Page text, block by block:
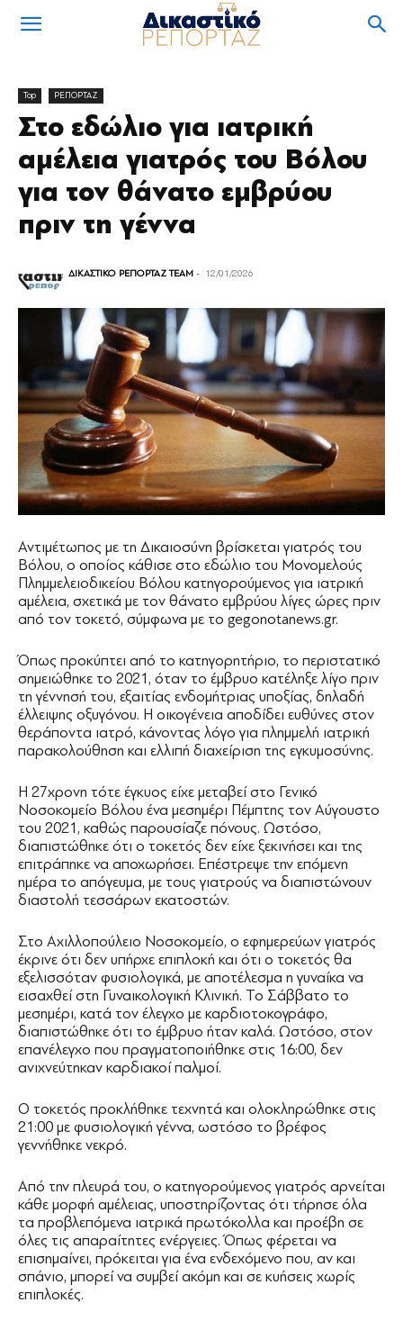
Top ΡΕΠΟΡΤΑΖ
Στο εδώλιο για ιατρική
αμέλεια γιατρός του Βόλου
για τον θάνατο εμβρύου
πριν τη γέννα
ΔΙΚΑΣΤΙΚΟ ΡΕΠΟΡΤΑΖ TEAM - 12/01/2026
Αντιμέτωπος με τη Δικαιοσύνη βρίσκεται γιατρός του
Βόλου, ο οποίος κάθισε στο εδώλιο του Μονομελούς
Πλημμελειοδικείου Βόλου κατηγορούμενος για ιατρική
αμέλεια, σχετικά με τον θάνατο εμβρύου λίγες ώρες πριν
από τον τοκετό, σύμφωνα με το gegonotanews.gr.
Όπως προκύπτει από το κατηγορητήριο, το περιστατικό
σημειώθηκε το 2021, όταν το έμβρυο κατέληξε λίγο πριν
τη γέννησή του, εξαιτίας ενδομήτριας υποξίας, δηλαδή
έλλειψης οξυγόνου. Η οικογένεια αποδίδει ευθύνες στον
θεράποντα ιατρό, κάνοντας λόγο για πλημμελή ιατρική
παρακολούθηση και ελλιπή διαχείριση της εγκυμοσύνης.
Η 27χρονη τότε έγκυος είχε μεταβεί στο Γενικό
Νοσοκομείο Βόλου ένα μεσημέρι Πέμπτης τον Αύγουστο
του 2021, καθώς παρουσίαζε πόνους. Ωστόσο,
διαπιστώθηκε ότι ο τοκετός δεν είχε ξεκινήσει και της
επιτράπηκε να αποχωρήσει. Επέστρεψε την επόμενη
ημέρα το απόγευμα, με τους γιατρούς να διαπιστώνουν
διαστολή τεσσάρων εκατοστών.
Στο Αχιλλοπούλειο Νοσοκομείο, ο εφημερεύων γιατρός
έκρινε ότι δεν υπήρχε επιπλοκή και ότι ο τοκετός θα
εξελισσόταν φυσιολογικά, με αποτέλεσμα η γυναίκα να
εισαχθεί στη Γυναικολογική Κλινική. Το Σάββατο το
μεσημέρι, κατά τον έλεγχο με καρδιοτοκογράφο,
διαπιστώθηκε ότι το έμβρυο ήταν καλά. Ωστόσο, στον
επανέλεγχο που πραγματοποιήθηκε στις 16:00, δεν
ανιχνεύτηκαν καρδιακοί παλμοί.
Ο τοκετός προκλήθηκε τεχνητά και ολοκληρώθηκε στις
21:00 με φυσιολογική γέννα, ωστόσο το βρέφος
γεννήθηκε νεκρό.
Από την πλευρά του, ο κατηγορούμενος γιατρός αρνείται
κάθε μορφή αμέλειας, υποστηρίζοντας ότι τήρησε όλα
τα προβλεπόμενα ιατρικά πρωτόκολλα και προέβη σε
όλες τις απαραίτητες ενέργειες. Όπως φέρεται να
επισημαίνει, πρόκειται για ένα ενδεχόμενο που, αν και
σπάνιο, μπορεί να συμβεί ακόμη και σε κυήσεις χωρίς
επιπλοκές.